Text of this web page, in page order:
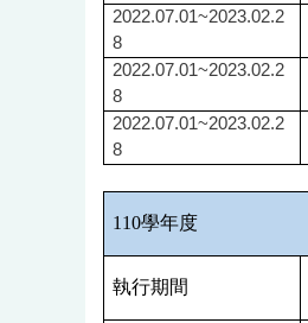
2022.07.01~2023.02.2
8
2022.07.01~2023.02.2
8
2022.07.01~2023.02.2
8
110學年度
執行期間